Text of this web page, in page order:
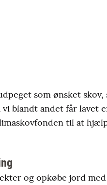
som ønsket
vi blandt andet får
til at
og opkøbe jord